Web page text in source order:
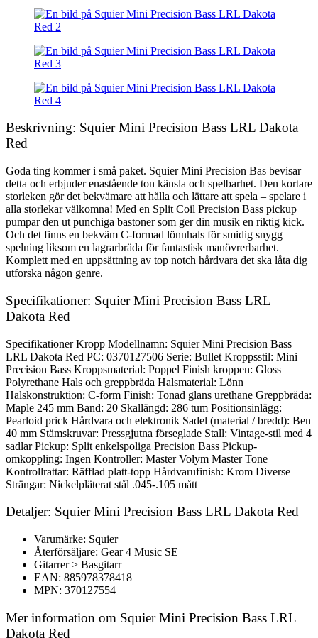
Beskrivning: Squier Mini Precision Bass LRL Dakota
Red
Goda ting kommer i små paket. Squier Mini Precision Bas bevisar
detta och erbjuder enastående ton känsla och spelbarhet. Den kortare
storleken gör det bekvämare att hålla och lättare att spela – spelare i
alla storlekar välkomna! Med en Split Coil Precision Bass pickup
pumpar den ut punchiga bastoner som ger din musik en riktig kick.
Och det finns en bekväm C-formad lönnhals för smidig snygg
spelning liksom en lagrarbräda för fantastisk manövrerbarhet.
Komplett med en uppsättning av top notch hårdvara det ska låta dig
utforska någon genre.
Specifikationer: Squier Mini Precision Bass LRL
Dakota Red
Specifikationer Kropp Modellnamn: Squier Mini Precision Bass
LRL Dakota Red PC: 0370127506 Serie: Bullet Kroppsstil: Mini
Precision Bass Kroppsmaterial: Poppel Finish kroppen: Gloss
Polyrethane Hals och greppbräda Halsmaterial: Lönn
Halskonstruktion: C-form Finish: Tonad glans urethane Greppbräda:
Maple 245 mm Band: 20 Skallängd: 286 tum Positionsinlägg:
Pearloid prick Hårdvara och elektronik Sadel (material / bredd): Ben
40 mm Stämskruvar: Pressgjutna förseglade Stall: Vintage-stil med 4
sadlar Pickup: Split enkelspoliga Precision Bass Pickup-
omkoppling: Ingen Kontroller: Master Volym Master Tone
Kontrollrattar: Räfflad platt-topp Hårdvarufinish: Krom Diverse
Strängar: Nickelpläterat stål .045-.105 mått
Detaljer: Squier Mini Precision Bass LRL Dakota Red
Varumärke: Squier
Återförsäljare: Gear 4 Music SE
Gitarrer > Basgitarr
EAN: 885978378418
MPN: 370127554
Mer information om Squier Mini Precision Bass LRL
Dakota Red